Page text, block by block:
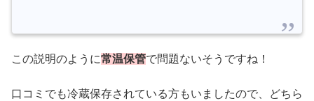
この説明のように常温保管で問題ないそうですね！
口コミでも冷蔵保存されている方もいましたので、どちら